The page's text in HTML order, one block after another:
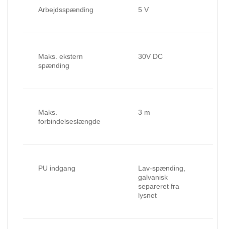
Arbejdsspænding 5 V
Maks. ekstern
spænding
30V DC
Maks.
forbindelseslængde
3 m
PU indgang
Lav-spænding,
galvanisk
separeret fra
lysnet